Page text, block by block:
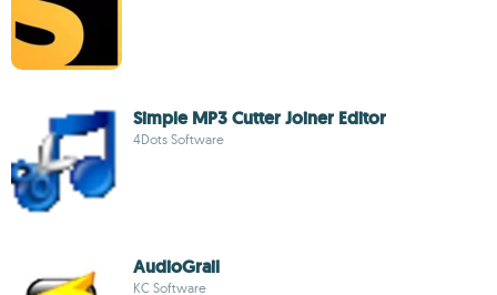
Simple MP3 Cutter Joiner Editor
4Dots Software
AudioGrail
KC Software